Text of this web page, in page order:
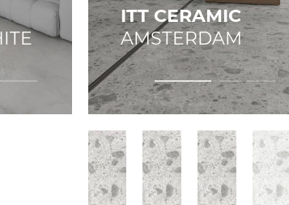
ITT CERAMIC
AMSTERDAM